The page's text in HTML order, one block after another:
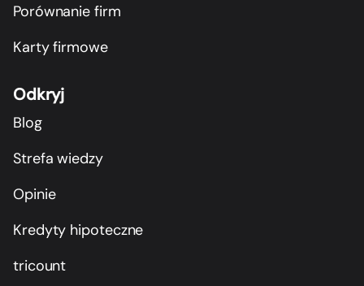
Porównanie firm
Karty firmowe
Odkryj
Blog
Strefa wiedzy
Opinie
Kredyty hipoteczne
tricount